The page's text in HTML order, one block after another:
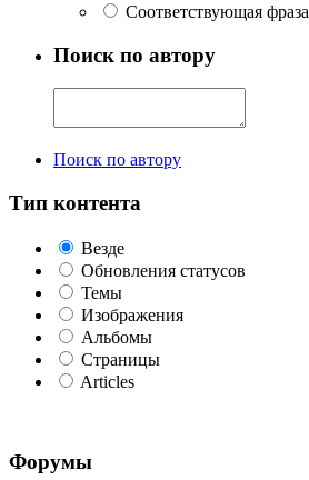
Соответствующая фраза
Поиск по автору
Поиск по автору
Тип контента
Везде
Обновления статусов
Темы
Изображения
Альбомы
Страницы
Articles
Форумы